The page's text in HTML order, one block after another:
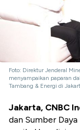
Foto: Direktur Jenderal
menyampaikan paparan
Tambang & Energi di
Jakarta, CNBC
dan Sumber